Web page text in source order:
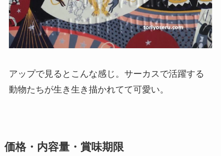
アップで見るとこんな感じ。サーカスで活躍する
動物たちが生き生き描かれてて可愛い。
価格・内容量・賞味期限